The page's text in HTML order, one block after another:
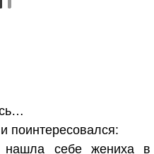
поинтересовался:
себе жениха в